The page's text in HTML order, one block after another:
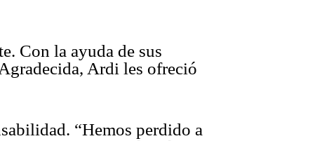
Con la ayuda de sus
Ardi les ofreció
“Hemos perdido a